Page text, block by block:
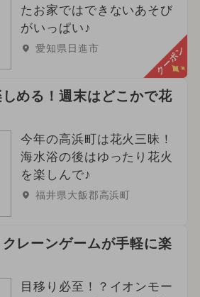
たお家ではできないあそび
がいっぱい♪
愛知県日進市 クーポン
める！週末はどこかで花
今年の高浜町は花火三昧！
海水浴の後はゆったり花火
を楽しんで♪
福井県大飯郡高浜町
レーンゲームが手軽に楽
目移り必至！？イオンモー